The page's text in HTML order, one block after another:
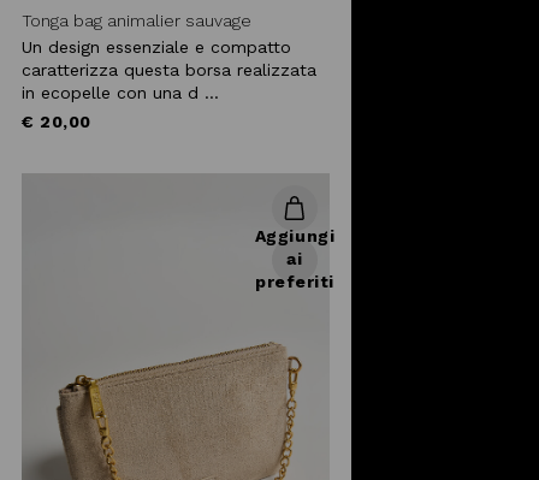
variegata offerta di pochette a
mano e borsette donna con tracolla
online e abbinale a vestiti eleganti
Scopri la collezione
di abbigliamento da donna
dai un'occhiata allescarpe,
combina diversi stili e non rinunciare
Tonga bag animalier sauvage
Un design essenziale e compatto
caratterizza questa borsa realizzata
in ecopelle con una d ...
€ 20,00
Aggiungi
ai
preferiti